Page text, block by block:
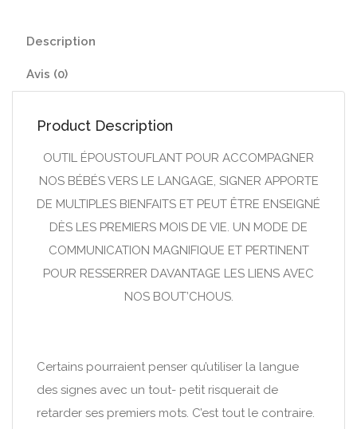
Description
Avis (0)
Product Description
OUTIL ÉPOUSTOUFLANT POUR ACCOMPAGNER
NOS BÉBÉS VERS LE LANGAGE, SIGNER APPORTE
DE MULTIPLES BIENFAITS ET PEUT ÊTRE ENSEIGNÉ
DÈS LES PREMIERS MOIS DE VIE. UN MODE DE
COMMUNICATION MAGNIFIQUE ET PERTINENT
POUR RESSERRER DAVANTAGE LES LIENS AVEC
NOS BOUT’CHOUS.
Certains pourraient penser qu’utiliser la langue
des signes avec un tout- petit risquerait de
retarder ses premiers mots. C’est tout le contraire.